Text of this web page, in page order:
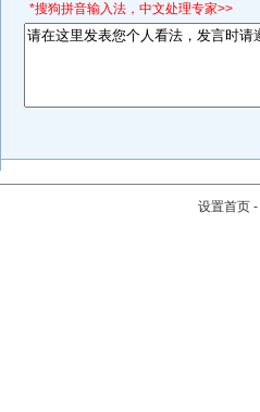
*搜狗拼音输入法，中文处理专家>>
设置首页 -